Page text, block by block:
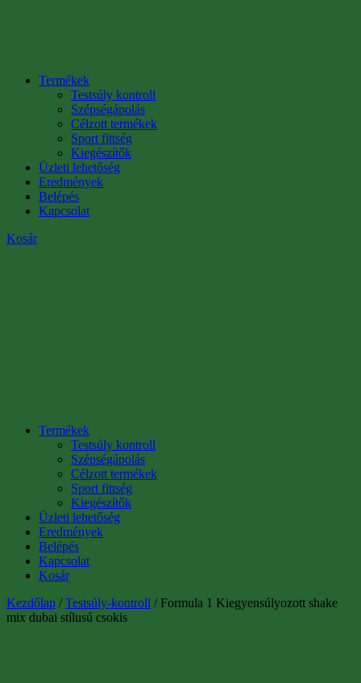
Termékek
Testsúly kontroll
Szépségápolás
Célzott termékek
Sport fittség
Kiegészítők
Üzleti lehetőség
Eredmények
Belépés
Kapcsolat
Kosár
Termékek
Testsúly kontroll
Szépségápolás
Célzott termékek
Sport fittség
Kiegészítők
Üzleti lehetőség
Eredmények
Belépés
Kapcsolat
Kosár
Kezdőlap /Testsúly-kontroll / Formula 1 Kiegyensúlyozott shake
mix dubai stílusú csokis